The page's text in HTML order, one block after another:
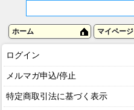
ホーム マイページ
ログイン
メルマガ申込/停止
特定商取引法に基づく表示